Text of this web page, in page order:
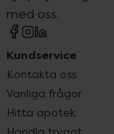
med oss.
Kundservice
Kontakta oss
Vanliga frågor
Hitta apotek
Handla tryggt